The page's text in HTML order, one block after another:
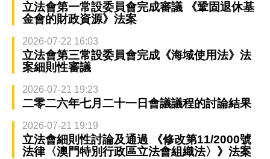
立法會第一常設委員會完成審議 《鞏固退休基
金會的財政資源》法案
2026-07-22 16:03
立法會第三常設委員會完成《海域使用法》法
案細則性審議
2026-07-21 19:23
二零二六年七月二十一日會議議程的討論結果
2026-07-21 19:19
立法會細則性討論及通過 《修改第11/2000號
法律〈澳門特別行政區立法會組織法〉》法案